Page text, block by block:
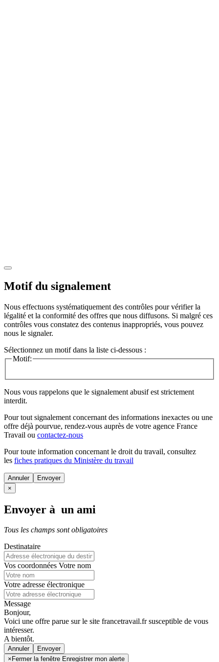
Motif du signalement
Nous effectuons systématiquement des contrôles pour vérifier la
légalité et la conformité des offres que nous diffusons. Si malgré ces
contrôles vous constatez des contenus inappropriés, vous pouvez
nous le signaler.
Sélectionnez un motif dans la liste ci-dessous :
Motif:
Nous vous rappelons que le signalement abusif est strictement
interdit.
Pour tout signalement concernant des informations inexactes ou une
offre déjà pourvue, rendez-vous auprès de votre agence France
Travail ou contactez-nous
Pour toute information concernant le droit du travail, consultez
les fiches pratiques du Ministère du travail
Annuler
×
Envoyer à un ami
Tous les champs sont obligatoires
Destinataire
Vos coordonnées Votre nom
Votre adresse électronique
Message
Bonjour,
Voici une offre parue sur le site francetravail.fr susceptible de vous
intéresser.
A bientôt.
Annuler
× Fermer la fenêtre Enregistrer mon alerte